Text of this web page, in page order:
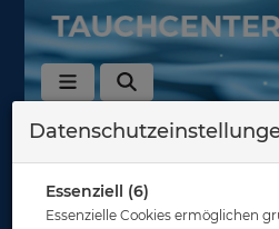
Für die Ausbildung
Hersteller
Essenziell (6)
Essenzielle Cookies ermöglichen